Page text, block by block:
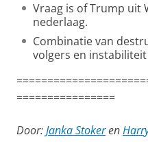
Vraag is of Trump uit
nederlaag.
Combinatie van
volgers en
================
Door:Janka Stokeren